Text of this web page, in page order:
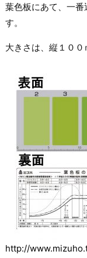
葉色板にあて、一
す。
大きさは、縦１００
http://